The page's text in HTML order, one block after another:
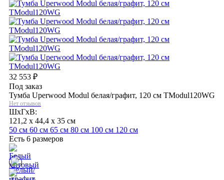
32 553 ₽
Под заказ
Тумба Uperwood Modul белая/графит, 120 см TModul120WG
Нет отзывов
ШхГхВ:
121,2 x 44,4 x 35 см
50 см 60 см 65 см 80 см 100 см 120 см
Есть 6 размеров